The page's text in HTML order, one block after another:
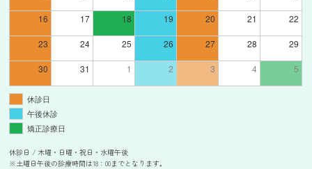
16 17 18 19 20 21 22
23 24 25 26 27 28 29
30 31 1 2 3 4 5
休診日
午後休診
矯正診療日
休診日 / 木曜・日曜・祝日・水曜午後
※土曜日午後の診療時間は18：00までとなります。